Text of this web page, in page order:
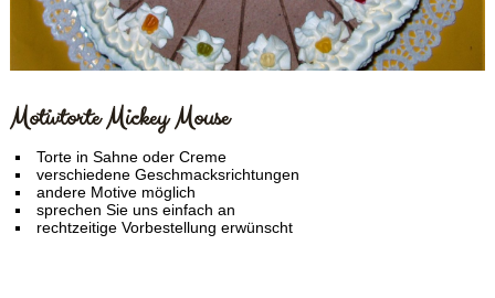
Motivtorte Mickey Mouse
Torte in Sahne oder Creme
verschiedene Geschmacksrichtungen
andere Motive möglich
sprechen Sie uns einfach an
rechtzeitige Vorbestellung erwünscht